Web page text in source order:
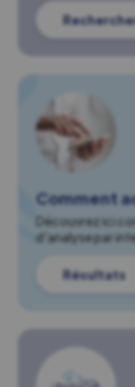
Comment
Découvrez ici
d'analyse par
Résultats